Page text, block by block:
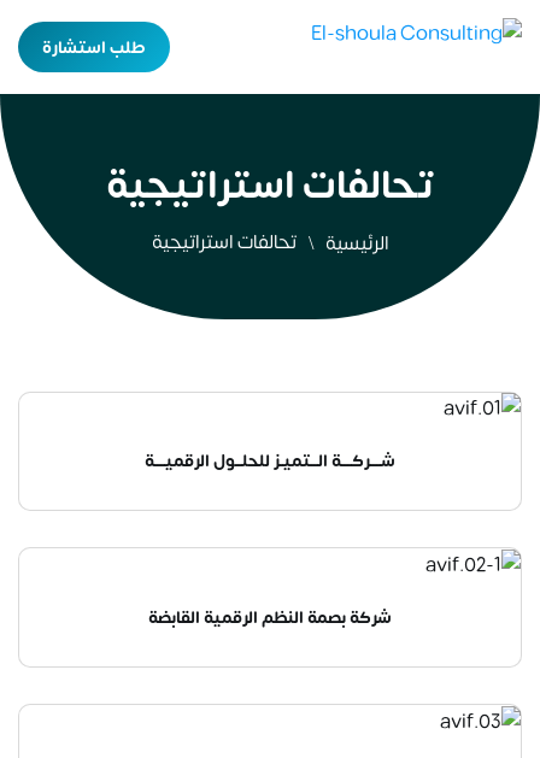
طلب استشارة
تحالفات استراتيجية
الرئيسية تحالفات استراتيجية
شـــركـــة الــتميـز للحلــول الرقميـــة
شركة بصمة النظم الرقمية القابضة